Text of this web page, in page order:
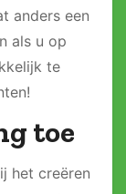
anders een
als u op
te
toe
het creëren